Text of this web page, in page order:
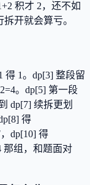
积才 2，还不如
开就会算亏。
得 1。dp[3] 整段留
。dp[5] 第一段
dp[7] 续拆更划
得
dp[10] 得
那组，和题面对